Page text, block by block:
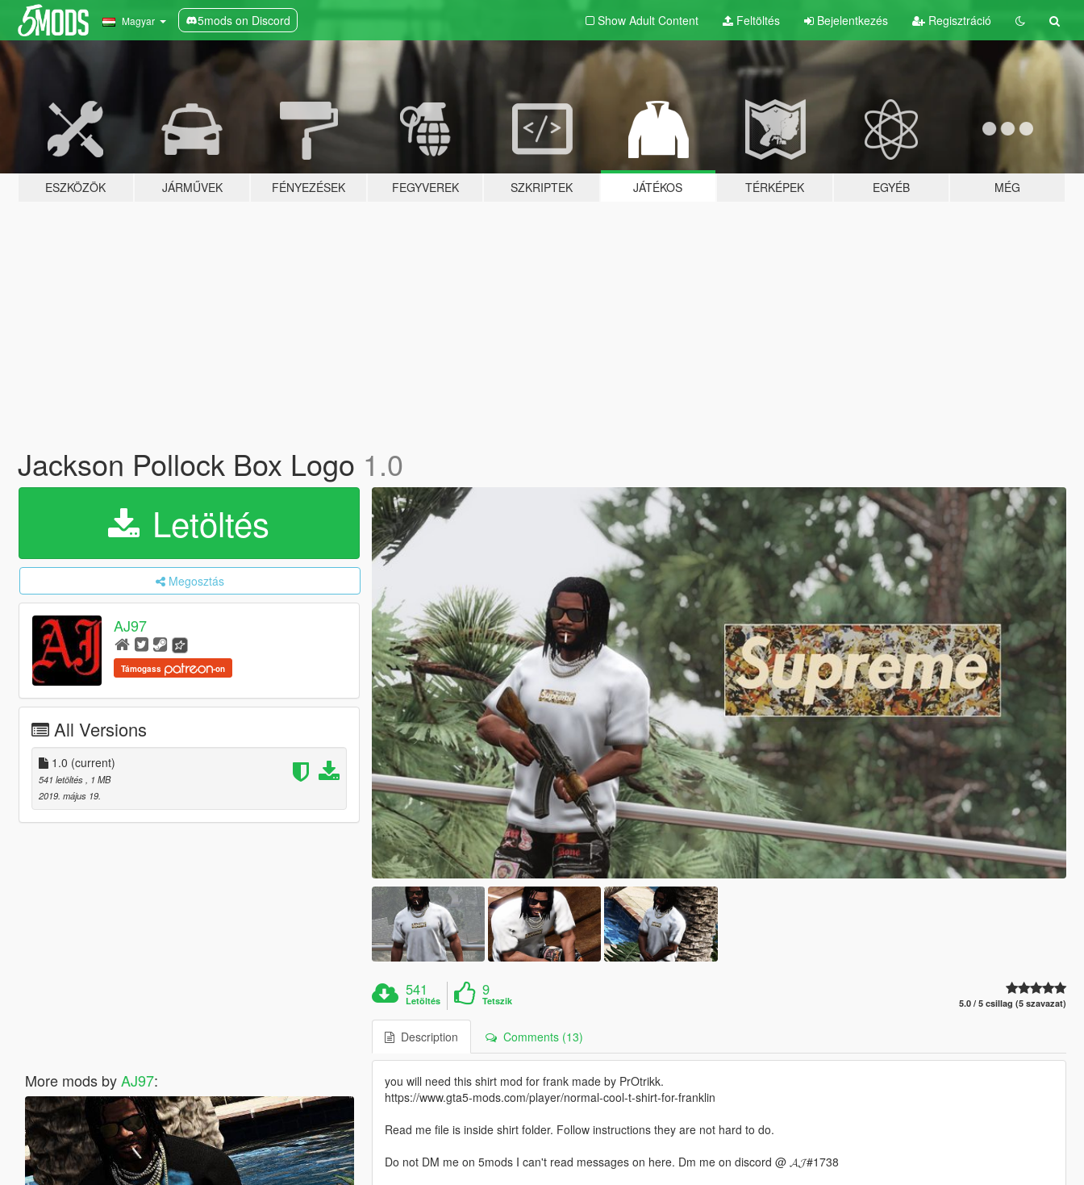
Magyar 5mods on Discord Show Adult Content Feltöltés Bejelentkezés Regisztráció
ESZKÖZÖK JÁRMŰVEK FÉNYEZÉSEK FEGYVEREK SZKRIPTEK JÁTÉKOS TÉRKÉPEK EGYÉB MÉG
Jackson Pollock Box Logo 1.0
Letöltés
Megosztás
AJ97
Támogass -on
All Versions
1.0 (current)
541 letöltés
, 1 MB
2019. május 19.
More mods byAJ97:
541
Letöltés
9
Tetszik 5.0 / 5 csillag (5 szavazat)
Description Comments (13)
you will need this shirt mod for frank made by PrOtrikk.
https://www.gta5-mods.com/player/normal-cool-t-shirt-for-franklin
Read me file is inside shirt folder. Follow instructions they are not hard to do.
Do not DM me on 5mods I can't read messages on here. Dm me on discord @ 𝓐𝓙#1738